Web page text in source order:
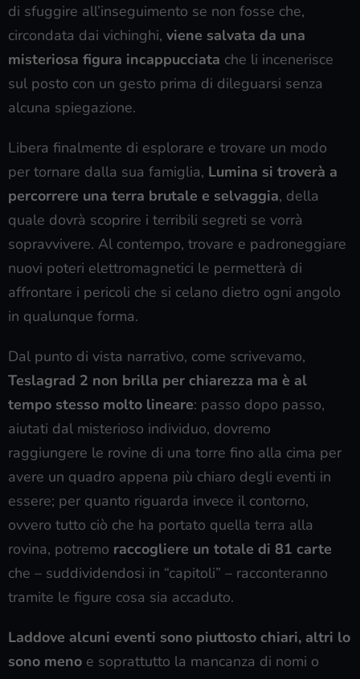
di sfuggire all’inseguimento se non fosse che,
circondata dai vichinghi, viene salvata da una
misteriosa figura incappucciata che li incenerisce
sul posto con un gesto prima di dileguarsi senza
alcuna spiegazione.
Libera finalmente di esplorare e trovare un modo
per tornare dalla sua famiglia, Lumina si troverà a
percorrere una terra brutale e selvaggia, della
quale dovrà scoprire i terribili segreti se vorrà
sopravvivere. Al contempo, trovare e padroneggiare
nuovi poteri elettromagnetici le permetterà di
affrontare i pericoli che si celano dietro ogni angolo
in qualunque forma.
Dal punto di vista narrativo, come scrivevamo,
Teslagrad 2 non brilla per chiarezza ma è al
tempo stesso molto lineare: passo dopo passo,
aiutati dal misterioso individuo, dovremo
raggiungere le rovine di una torre fino alla cima per
avere un quadro appena più chiaro degli eventi in
essere; per quanto riguarda invece il contorno,
ovvero tutto ciò che ha portato quella terra alla
rovina, potremo raccogliere un totale di 81 carte
che – suddividendosi in “capitoli” – racconteranno
tramite le figure cosa sia accaduto.
Laddove alcuni eventi sono piuttosto chiari, altri lo
sono meno e soprattutto la mancanza di nomi o